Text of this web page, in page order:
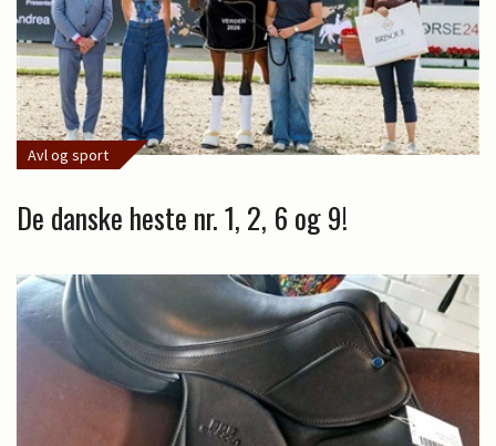
Avl og sport
De danske heste nr. 1, 2, 6 og 9!